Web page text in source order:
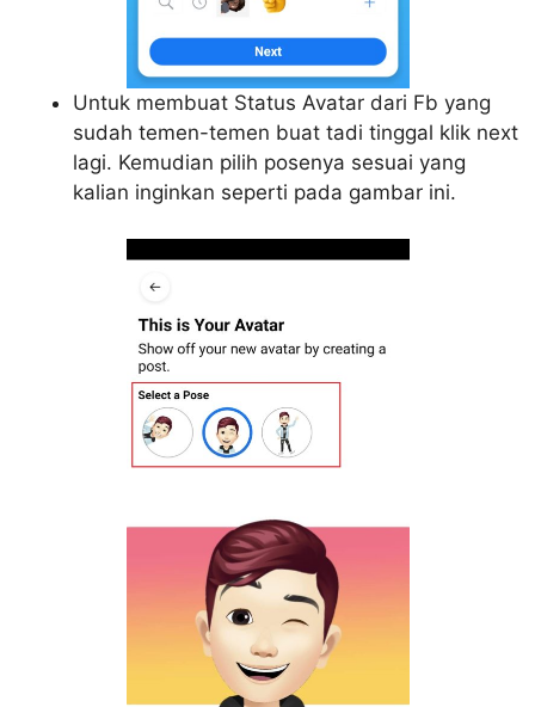
Untuk membuat Status Avatar dari Fb yang
sudah temen-temen buat tadi tinggal klik next
lagi. Kemudian pilih posenya sesuai yang
kalian inginkan seperti pada gambar ini.